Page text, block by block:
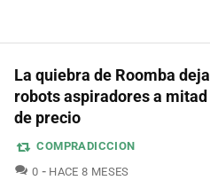
La quiebra de Roomba deja
robots aspiradores a mitad
de precio
COMPRADICCION
0 COMENTARIOS
HACE 8 MESES